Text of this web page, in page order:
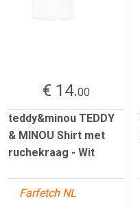
€ 14.00
teddy&minou TEDDY
& MINOU Shirt met
ruchekraag - Wit
Farfetch NL